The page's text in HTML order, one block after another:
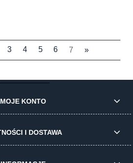
3 4 5 6 7 »
MOJE KONTO
I DOSTAWA